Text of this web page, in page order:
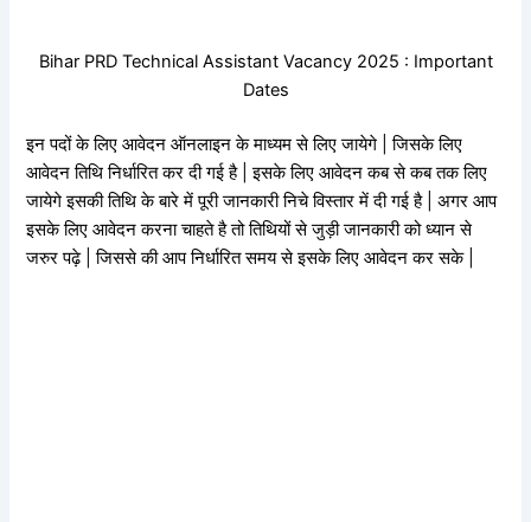
Bihar PRD Technical Assistant Vacancy 2025 : Important
Dates
इन पदों के लिए आवेदन ऑनलाइन के माध्यम से लिए जायेगे | जिसके लिए
आवेदन तिथि निर्धारित कर दी गई है | इसके लिए आवेदन कब से कब तक लिए
जायेगे इसकी तिथि के बारे में पूरी जानकारी निचे विस्तार में दी गई है | अगर आप
इसके लिए आवेदन करना चाहते है तो तिथियों से जुड़ी जानकारी को ध्यान से
जरुर पढ़े | जिससे की आप निर्धारित समय से इसके लिए आवेदन कर सके |